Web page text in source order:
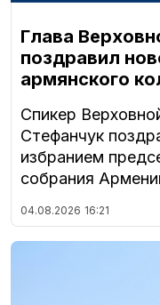
Глава
поздравил
армянского
Спикер
Стефанчук
избранием
собрания
04.08.2026 16:21